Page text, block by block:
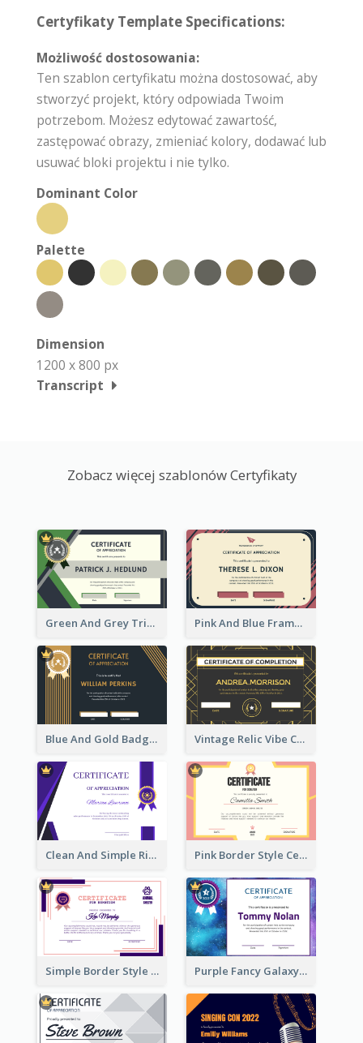
Certyfikaty Template Specifications:
Możliwość dostosowania:
Ten szablon certyfikatu można dostosować, aby
stworzyć projekt, który odpowiada Twoim
potrzebom. Możesz edytować zawartość,
zastępować obrazy, zmieniać kolory, dodawać lub
usuwać bloki projektu i nie tylko.
Dominant Color
Palette
Dimension
1200 x 800 px
Transcript
Zobacz więcej szablonów Certyfikaty
Green And Grey Triangles With Badge Certificate Pink And Blue Frame Company Certificate
Blue And Gold Badge Appreciation Certificate Vintage Relic Vibe Certificate Design Template
Clean And Simple Ribbon Certificate Design Ideas Pink Border Style Certificate Design Template
Simple Border Style Certificate Design Template Purple Fancy Galaxy Certificate